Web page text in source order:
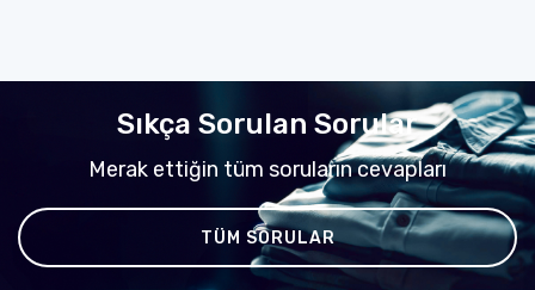
Sıkça Sorulan Sorular
Merak ettiğin tüm soruların cevapları
TÜM SORULAR